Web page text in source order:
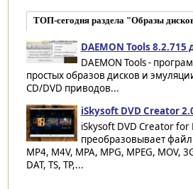
ТОП-сегодня раздела "Образы
DAEMON Tools 8.2.715
DAEMON Tools -
простых образов дисков и
CD/DVD приводов...
iSkysoft DVD Creator
iSkysoft DVD Creator for
преобразовывает
MP4, M4V, MPA, MPG, MPEG, MOV,
DAT, TS, TP,...